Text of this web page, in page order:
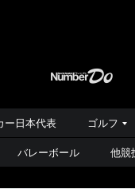
ー日本代表 ゴルフ
バレーボール 他競